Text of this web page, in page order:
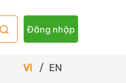
Đăng nhập
VI / EN